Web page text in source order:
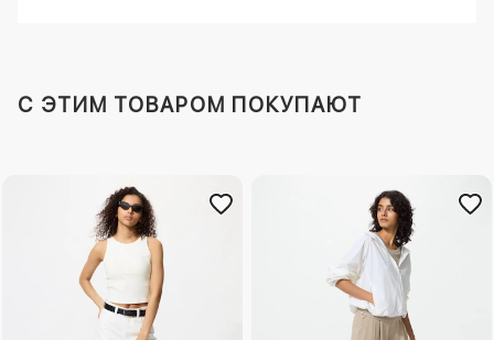
C ЭТИМ ТОВАРОМ ПОКУПАЮТ